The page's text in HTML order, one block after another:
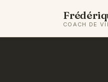
COACH DE